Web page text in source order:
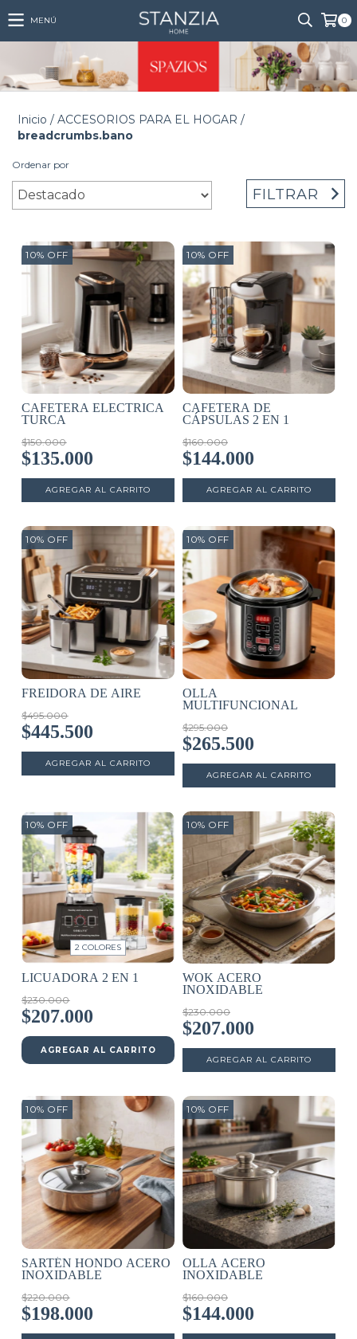
MENÚ 0
Inicio / ACCESORIOS PARA EL HOGAR /
breadcrumbs.bano
Ordenar por
FILTRAR
10% OFF
CAFETERA ELECTRICA
TURCA
$150.000
$135.000
10% OFF
CAFETERA DE
CÁPSULAS 2 EN 1
$160.000
$144.000
10% OFF
FREIDORA DE AIRE
$495.000
$445.500
10% OFF
OLLA
MULTIFUNCIONAL
$295.000
$265.500
10% OFF
2 COLORES
LICUADORA 2 EN 1
$230.000
$207.000
AGREGAR AL CARRITO
10% OFF
WOK ACERO
INOXIDABLE
$230.000
$207.000
10% OFF
SARTÉN HONDO ACERO
INOXIDABLE
$220.000
$198.000
10% OFF
OLLA ACERO
INOXIDABLE
$160.000
$144.000